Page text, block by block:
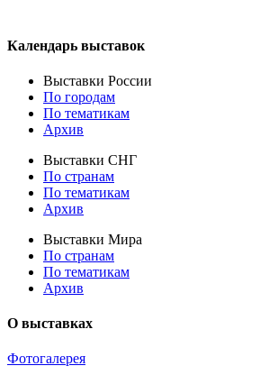
Календарь выставок
Выставки России
По городам
По тематикам
Архив
Выставки СНГ
По странам
По тематикам
Архив
Выставки Мира
По странам
По тематикам
Архив
О выставках
Фотогалерея